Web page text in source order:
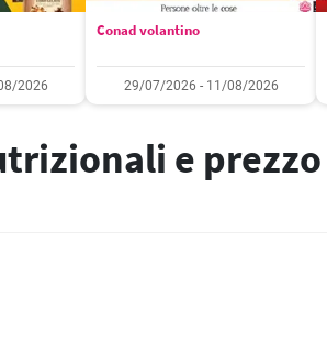
2026
Conad volantino
29/07/2026 - 11/08/2026
e prezzo